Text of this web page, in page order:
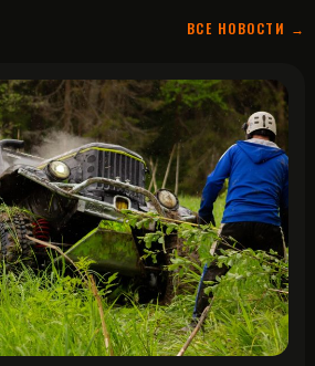
ВСЕ НОВОСТИ →